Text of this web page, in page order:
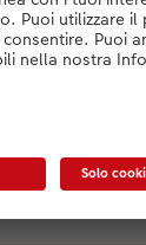
modo